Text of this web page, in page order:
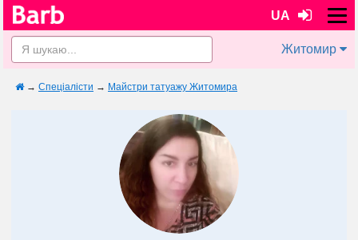
UA
Житомир
→ Спеціалісти → Майстри татуажу Житомира